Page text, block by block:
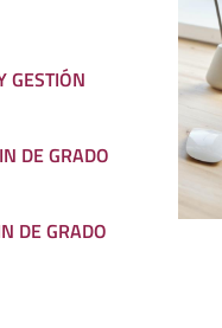
GESTIÓN
DE GRADO
DE GRADO